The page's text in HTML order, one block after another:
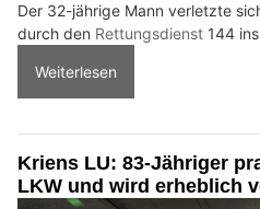
Der 32-jährige Mann verletzte
durch den Rettungsdienst 144 ins
Weiterlesen
Kriens LU: 83-Jähriger
LKW und wird erheblich